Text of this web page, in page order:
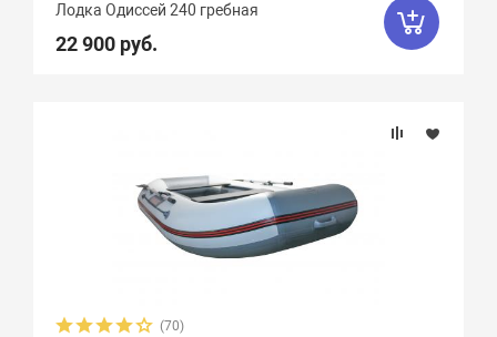
Длина кокпита, см
Грузоподъемность
Лодка Одиссей 240 гребная
22 900 руб.
(70)